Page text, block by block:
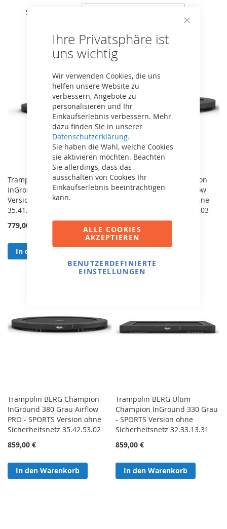
Ihre Privatsphäre ist
uns wichtig
Wir verwenden Cookies, die uns
helfen unsere Website zu
verbessern, Angebote zu
personalisieren und Ihr
Einkaufserlebnis verbessern. Mehr
dazu finden Sie in unserer
Datenschutzerklärung.
Sie haben die Wahl, welche Cookies
sie aktivieren möchten. Beachten
Sie allerdings, dass das
ausschalten von Cookies Ihr
Einkaufserlebnis beeinträchtigen
kann.
ALLE COOKIES
AKZEPTIEREN
BENUTZERDEFINIERTE
EINSTELLUNGEN
Sortieren nach
Trampolin BERG Champion
InGround 330 Grau - SPORTS
Version ohne Sicherheitsnetz
35.41.53.02
779,00 €
In den Warenkorb
Trampolin BERG Champion
InGround 330 Grau Airflow
PRO - SPORTS Version ohne
Sicherheitsnetz 35.41.53.03
779,00 €
Trampolin BERG Champion
InGround 380 Grau Airflow
PRO - SPORTS Version ohne
Sicherheitsnetz 35.42.53.02
859,00 €
In den Warenkorb
Trampolin BERG Ultim
Champion InGround 330 Grau
- SPORTS Version ohne
Sicherheitsnetz 32.33.13.31
859,00 €
In den Warenkorb